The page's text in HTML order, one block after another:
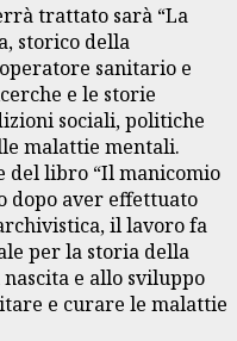
trattato sarà “La
storico della
sanitario e
e le storie
sociali, politiche
malattie mentali.
del libro “Il manicomio
dopo aver effettuato
il lavoro fa
per la storia della
e allo sviluppo
e curare le malattie